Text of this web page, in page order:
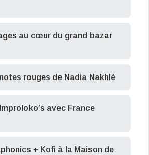
au cœur du grand bazar
rouges de Nadia Nakhlé
avec France
+ Kofi à la Maison de